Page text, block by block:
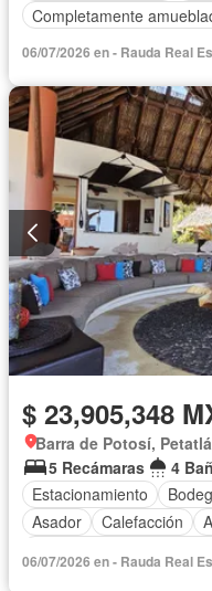
Completamente
06/07/2026 en - Rauda Real
$ 23,905,348
Barra de Potosí,
5 Recámaras
4
Estacionamiento
Asador
Calefacción
06/07/2026 en - Rauda Real